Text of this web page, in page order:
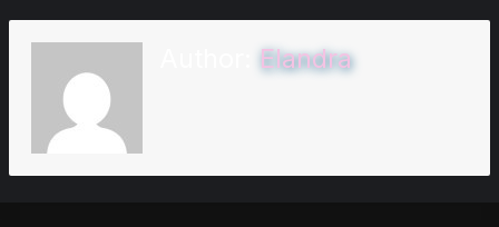
Elandra